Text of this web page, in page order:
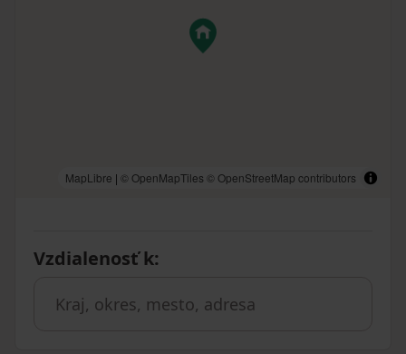
MapLibre | © OpenMapTiles © OpenStreetMap contributors
Vzdialenosť k: